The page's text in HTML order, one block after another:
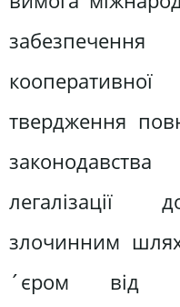
твердження
легалізації
злочинним
´єром від